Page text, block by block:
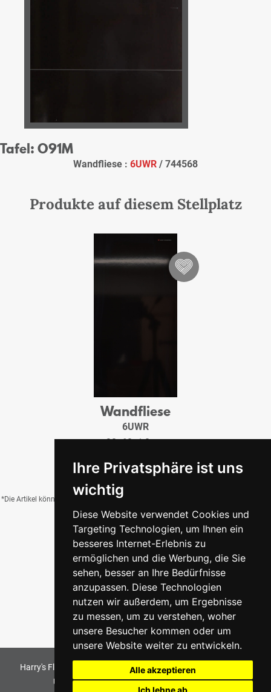
Ihre Privatsphäre ist uns
wichtig
Diese Website verwendet Cookies und
Targeting Technologien, um Ihnen ein
besseres Internet-Erlebnis zu
ermöglichen und die Werbung, die Sie
sehen, besser an Ihre Bedürfnisse
anzupassen. Diese Technologien
nutzen wir außerdem, um Ergebnisse
zu messen, um zu verstehen, woher
unsere Besucher kommen oder um
unsere Website weiter zu entwickeln.
Alle akzeptieren
Ich lehne ab
Tafel: O91M
Wandfliese : 6UWR / 744568
Produkte auf diesem Stellplatz
Wandfliese
6UWR
30x60x1,0 cm
*Die Artikel können durch Belichtung, Charge, Brand, Formate und weitere Einflüsse
von der Abbildung abweichen.
Harry's Fliesenmarkt GmbH & Co KG2026. All Rights Reserved
Umsetzung und Bereitstellung durchw3e.de